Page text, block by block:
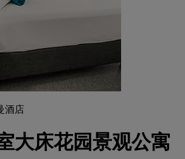
酒店
大床花园景观公寓